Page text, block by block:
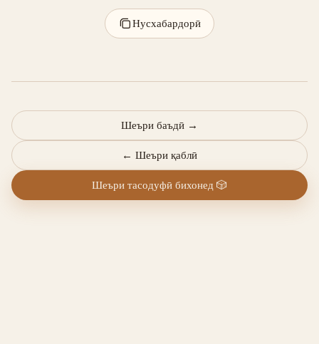
Нусхабардорӣ
← Шеъри қаблӣ
Шеъри баъдӣ →
Шеъри тасодуфӣ бихонед 🎲